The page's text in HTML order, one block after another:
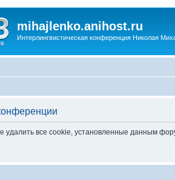
mihajlenko.anihost.ru
Интерлингвистическая конференция Николая
удалить все cookie, установленные данным